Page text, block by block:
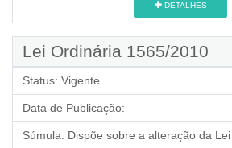
DETALHES
Lei Ordinária 1565/2010
Status: Vigente
Data de Publicação:
Súmula: Dispõe sobre a alteração da